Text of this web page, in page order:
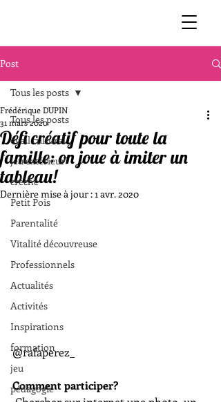
Post
Tous les posts
éveil culturel
jeu extérieur
crèche
Petit Pois
Parentalité
Vitalité découvreuse
Professionnels
Actualités
Activités
Inspirations
formation
jeu
pédagogie
Tous les posts
Défi créatif pour toute la
famille: on joue à imiter un
tableau!
Frédérique DUPIN
31 mars 2020
Dernière mise à jour :1 avr. 2020
@rafaperez_
Comment participer?